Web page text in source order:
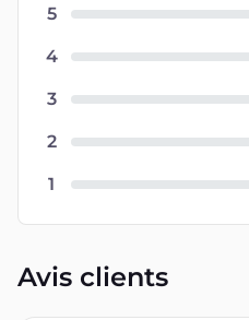
5
4
3
2
1
Avis clients